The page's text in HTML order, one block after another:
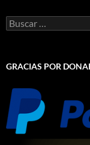
Buscar:
GRACIAS POR